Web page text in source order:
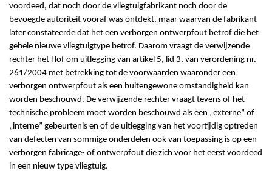
voordeed, dat noch door de vliegtuigfabrikant noch door de
bevoegde autoriteit vooraf was ontdekt, maar waarvan de fabrikant
later constateerde dat het een verborgen ontwerpfout betrof die het
gehele nieuwe vliegtuigtype betrof. Daarom vraagt de verwijzende
rechter het Hof om uitlegging van artikel 5, lid 3, van verordening nr.
261/2004 met betrekking tot de voorwaarden waaronder een
verborgen ontwerpfout als een buitengewone omstandigheid kan
worden beschouwd. De verwijzende rechter vraagt tevens of het
technische probleem moet worden beschouwd als een „externe” of
„interne” gebeurtenis en of de uitlegging van het voortijdig optreden
van defecten van sommige onderdelen ook van toepassing is op een
verborgen fabricage- of ontwerpfout die zich voor het eerst voordeed
in een nieuw type vliegtuig.